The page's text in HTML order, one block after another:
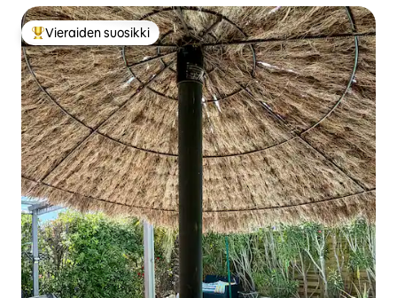
Vieraiden suosikkien parhaimmistoa
Vieraiden suosikki